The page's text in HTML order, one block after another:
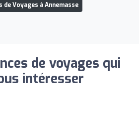
de Voyages à Annemasse
de voyages qui
intéresser